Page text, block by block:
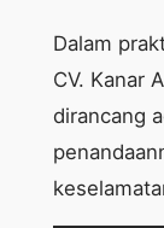
Dalam
CV. Kanar
dirancang